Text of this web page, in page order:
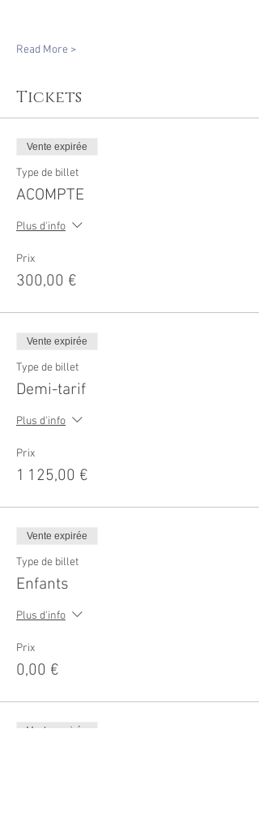
Read More >
Tickets
Vente expirée
Type de billet
ACOMPTE
Plus d'info
Prix
300,00 €
Vente expirée
Type de billet
Demi-tarif
Plus d'info
Prix
1 125,00 €
Vente expirée
Type de billet
Enfants
Plus d'info
Prix
0,00 €
Vente expirée